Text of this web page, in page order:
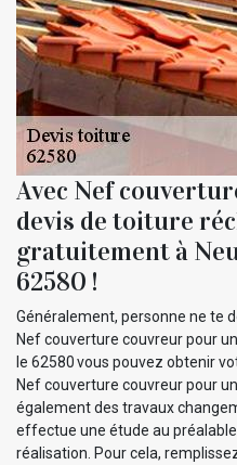
Avec Nef
devis de toiture
gratuitement à
62580 !
Généralement, personne ne te
Nef couverture couvreur pour
le 62580 vous pouvez obtenir
Nef couverture couvreur pour
également des travaux
effectue une étude au
réalisation. Pour cela,